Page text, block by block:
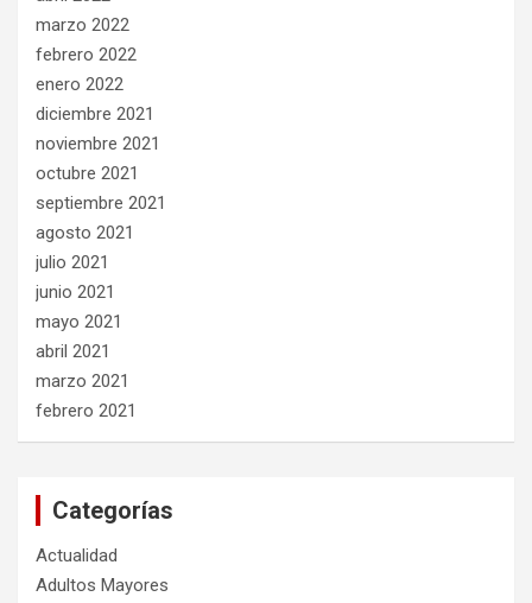
marzo 2022
febrero 2022
enero 2022
diciembre 2021
noviembre 2021
octubre 2021
septiembre 2021
agosto 2021
julio 2021
junio 2021
mayo 2021
abril 2021
marzo 2021
febrero 2021
Categorías
Actualidad
Adultos Mayores